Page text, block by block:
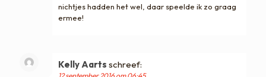
nichtjes hadden het wel, daar speelde ik zo graag
ermee!
Kelly Aarts schreef: